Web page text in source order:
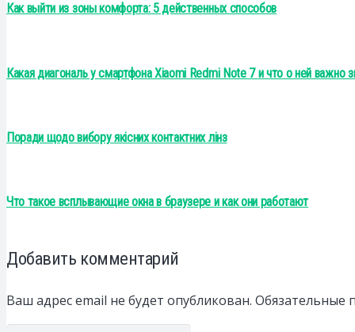
Как выйти из зоны комфорта: 5 действенных способов
Какая диагональ у смартфона Xiaomi Redmi Note 7 и что о ней важно
Поради щодо вибору якісних контактних лінз
Что такое всплывающие окна в браузере и как они работают
Добавить комментарий
Ваш адрес email не будет опубликован. Обязательные